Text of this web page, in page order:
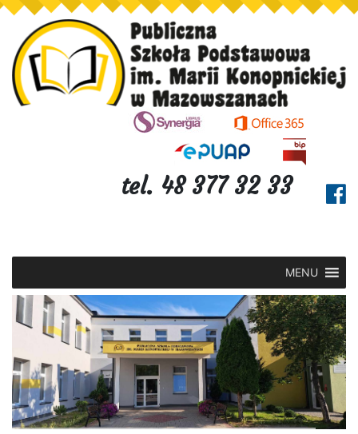
tel. 48 377 32 33
MENU